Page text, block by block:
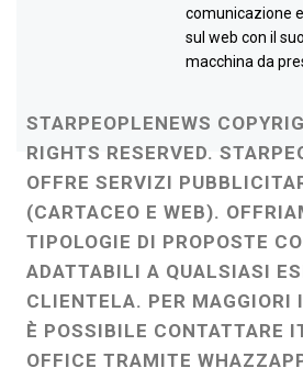
comunicazione
sul web con il
macchina da
STARPEOPLENEWS
RIGHTS RESERVED.
OFFRE SERVIZI
(CARTACEO E WEB).
TIPOLOGIE DI PROPOSTE
ADATTABILI A QUALSIASI
CLIENTELA. PER MAGGIORI
È POSSIBILE CONTATTARE
OFFICE TRAMITE